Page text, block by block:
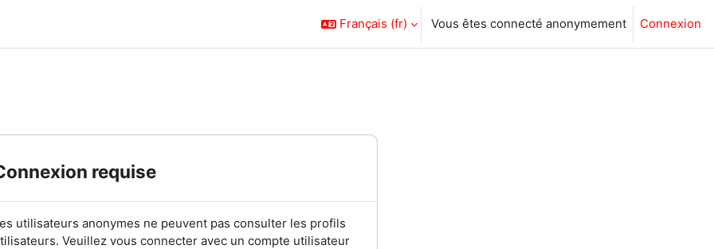
Français ‎(fr)‎ Vous êtes connecté anonymement Connexion
requise
utilisateurs anonymes ne peuvent pas consulter les profils
Veuillez vous connecter avec un compte utilisateur